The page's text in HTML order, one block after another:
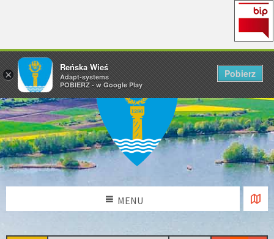
×
Reńska Wieś
Adapt-systems
POBIERZ - w Google Play
Pobierz
MENU